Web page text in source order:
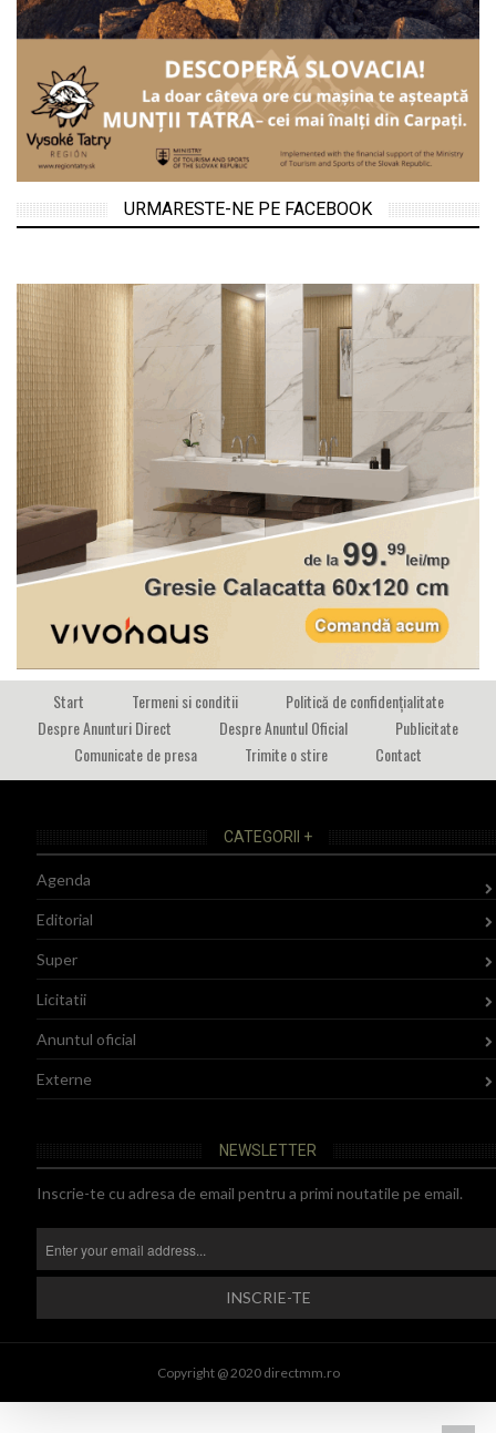
URMARESTE-NE PE FACEBOOK
Start Termeni si conditii
Politică de confidențialitate
Despre Anunturi Direct
Despre Anuntul Oficial
Publicitate
Comunicate de presa
Trimite o stire Contact
CATEGORII +
Agenda
Editorial
Super
Licitatii
Anuntul oficial
Externe
NEWSLETTER
Inscrie-te cu adresa de email pentru a primi noutatile pe email.
Copyright @ 2020 directmm.ro